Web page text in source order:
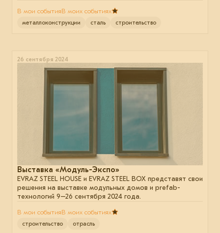
В мои событияВ моих событиях
металлоконструкции сталь строительство
26 сентября 2024
Выставка «Модуль-Экспо»
EVRAZ STEEL HOUSE и EVRAZ STEEL BOX представят свои
решения на выставке модульных домов и prefab-
технологий 9–26 сентября 2024 года.
В мои событияВ моих событиях
строительство отрасль